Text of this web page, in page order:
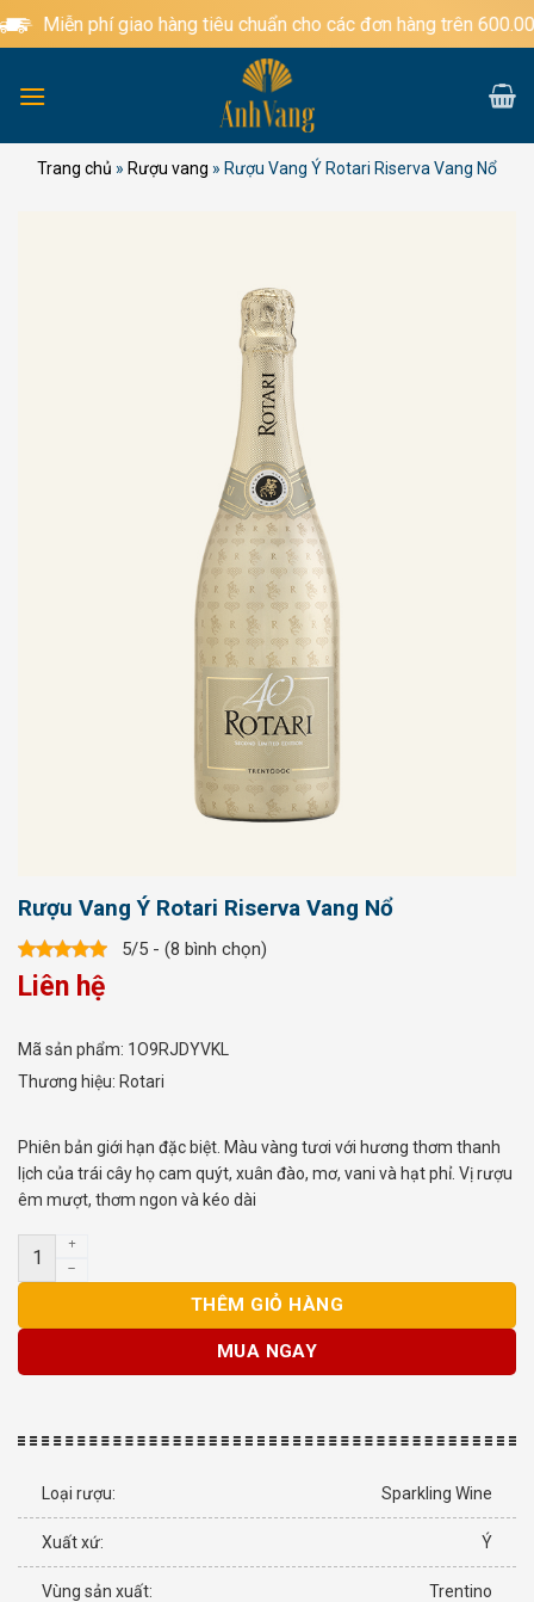
Bỏ
qua
dung
Miễn phí giao hàng tiêu chuẩn cho các đơn hàng trên 600.000đ
Trang chủ » Rượu vang » Rượu Vang Ý Rotari Riserva Vang Nổ
Rượu Vang Ý Rotari Riserva Vang Nổ
5/5 - (8 bình chọn)
Liên hệ
Phiên bản giới hạn đặc biệt. Màu vàng tươi với hương thơm thanh
lịch của trái cây họ cam quýt, xuân đào, mơ, vani và hạt phỉ. Vị rượu
êm mượt, thơm ngon và kéo dài
Rượu Vang Ý Rotari Riserva Vang Nổ số lượng
THÊM GIỎ HÀNG
MUA NGAY
Mã sản phẩm: 1O9RJDYVKL
Thương hiệu: Rotari
Loại rượu: Sparkling Wine
Xuất xứ: Ý
Vùng sản xuất: Trentino